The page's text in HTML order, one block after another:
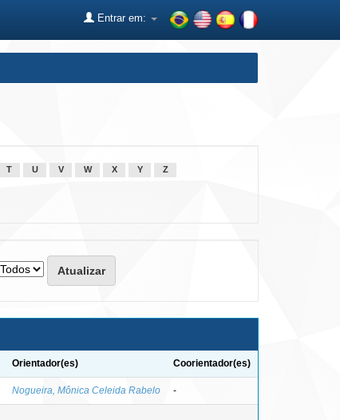
Entrar em:
T U V W X Y Z
Orientador(es) Coorientador(es)
Nogueira, Mônica Celeida Rabelo -